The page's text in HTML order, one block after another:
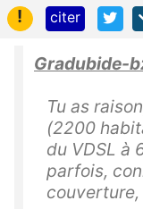
!
citer
Gradubide-
Tu as
(2200
du VDSL à
parfois,